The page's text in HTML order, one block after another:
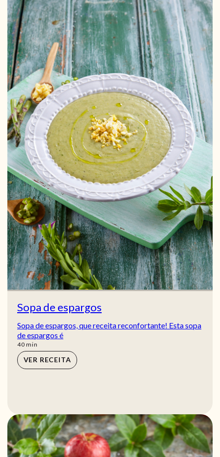
Sopa de espargos
Sopa de espargos, que receita reconfortante! Esta sopa
de espargos é
40min
min
VER RECEITA